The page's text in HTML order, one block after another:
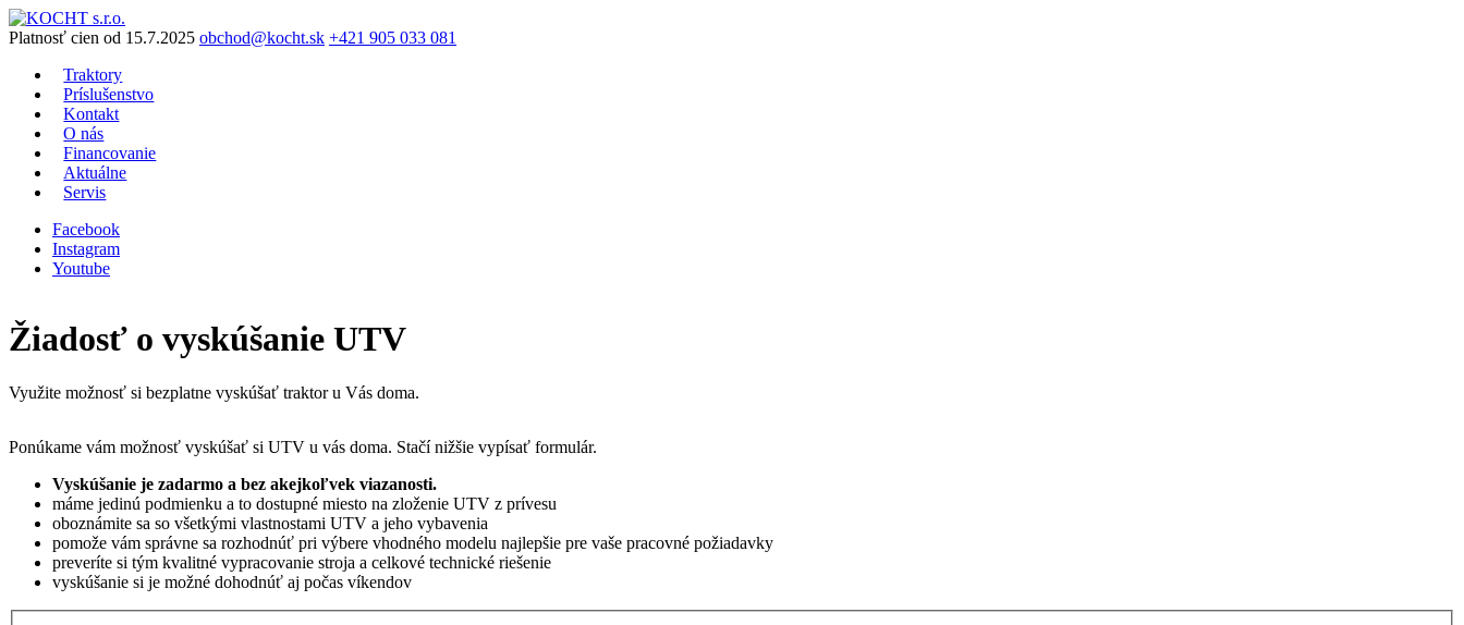
Preskočiť
na
Platnosť cien od 15.7.2025 obchod@kocht.sk +421 905 033 081
Traktory
Príslušenstvo
Kontakt
O nás
Financovanie
Aktuálne
Servis
Facebook
Instagram
Youtube
Žiadosť o vyskúšanie UTV
Využite možnosť si bezplatne vyskúšať traktor u Vás doma.
Ponúkame vám možnosť vyskúšať si UTV u vás doma. Stačí nižšie vypísať formulár.
Vyskúšanie je zadarmo a bez akejkoľvek viazanosti.
máme jedinú podmienku a to dostupné miesto na zloženie UTV z prívesu
oboznámite sa so všetkými vlastnostami UTV a jeho vybavenia
pomože vám správne sa rozhodnúť pri výbere vhodného modelu najlepšie pre vaše pracovné požiadavky
preveríte si tým kvalitné vypracovanie stroja a celkové technické riešenie
vyskúšanie si je možné dohodnúť aj počas víkendov